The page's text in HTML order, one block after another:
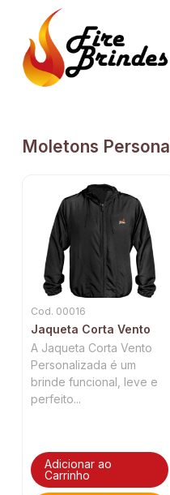
Moletons
Cod. 00016
Jaqueta Corta Vento
A Jaqueta Corta Vento
Personalizada é um
brinde funcional, leve e
perfeito...
Adicionar ao
Carrinho